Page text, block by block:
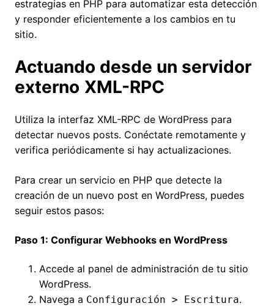
estrategias en PHP para automatizar esta detección
y responder eficientemente a los cambios en tu
sitio.
Actuando desde un servidor
externo XML-RPC
Utiliza la interfaz XML-RPC de WordPress para
detectar nuevos posts. Conéctate remotamente y
verifica periódicamente si hay actualizaciones.
Para crear un servicio en PHP que detecte la
creación de un nuevo post en WordPress, puedes
seguir estos pasos:
Paso 1: Configurar Webhooks en WordPress
Accede al panel de administración de tu sitio
WordPress.
Navega a Configuración > Escritura.